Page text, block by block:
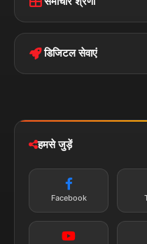
Disclaimer
Privacy Policy
पॉलिटिकल
डिजिटल सेवाएं
न्यूज़ अलर्ट
तत्काल अपडेट
सब्सक्राइब करें
हमसे जुड़ें
Facebook